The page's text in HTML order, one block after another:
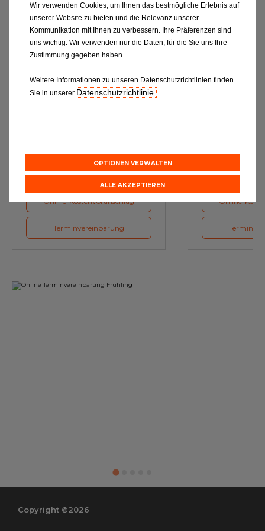
Online-Kostenvoranschlag
Terminvereinbarung
Online-
Copyright ©2026
Wir verwenden Cookies, um Ihnen das bestmögliche Erlebnis auf
unserer Website zu bieten und die Relevanz unserer
Kommunikation mit Ihnen zu verbessern. Ihre Präferenzen sind
uns wichtig. Wir verwenden nur die Daten, für die Sie uns Ihre
Zustimmung gegeben haben.
Weitere Informationen zu unseren Datenschutzrichtlinien finden
Sie in unsererDatenschutzrichtlinie .
OPTIONEN VERWALTEN
ALLE AKZEPTIEREN